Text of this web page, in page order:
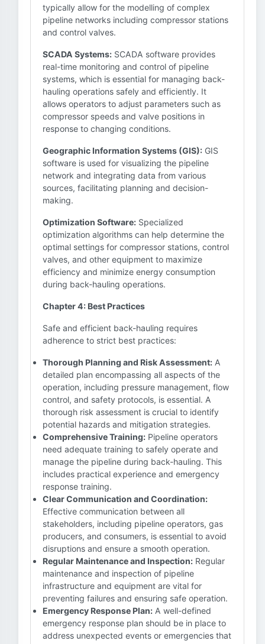
typically allow for the modelling of complex
pipeline networks including compressor stations
and control valves.
SCADA Systems: SCADA software provides
real-time monitoring and control of pipeline
systems, which is essential for managing back-
hauling operations safely and efficiently. It
allows operators to adjust parameters such as
compressor speeds and valve positions in
response to changing conditions.
Geographic Information Systems (GIS): GIS
software is used for visualizing the pipeline
network and integrating data from various
sources, facilitating planning and decision-
making.
Optimization Software: Specialized
optimization algorithms can help determine the
optimal settings for compressor stations, control
valves, and other equipment to maximize
efficiency and minimize energy consumption
during back-hauling operations.
Chapter 4: Best Practices
Safe and efficient back-hauling requires
adherence to strict best practices:
Thorough Planning and Risk Assessment: A
detailed plan encompassing all aspects of the
operation, including pressure management, flow
control, and safety protocols, is essential. A
thorough risk assessment is crucial to identify
potential hazards and mitigation strategies.
Comprehensive Training: Pipeline operators
need adequate training to safely operate and
manage the pipeline during back-hauling. This
includes practical experience and emergency
response training.
Clear Communication and Coordination:
Effective communication between all
stakeholders, including pipeline operators, gas
producers, and consumers, is essential to avoid
disruptions and ensure a smooth operation.
Regular Maintenance and Inspection: Regular
maintenance and inspection of pipeline
infrastructure and equipment are vital for
preventing failures and ensuring safe operation.
Emergency Response Plan: A well-defined
emergency response plan should be in place to
address unexpected events or emergencies that